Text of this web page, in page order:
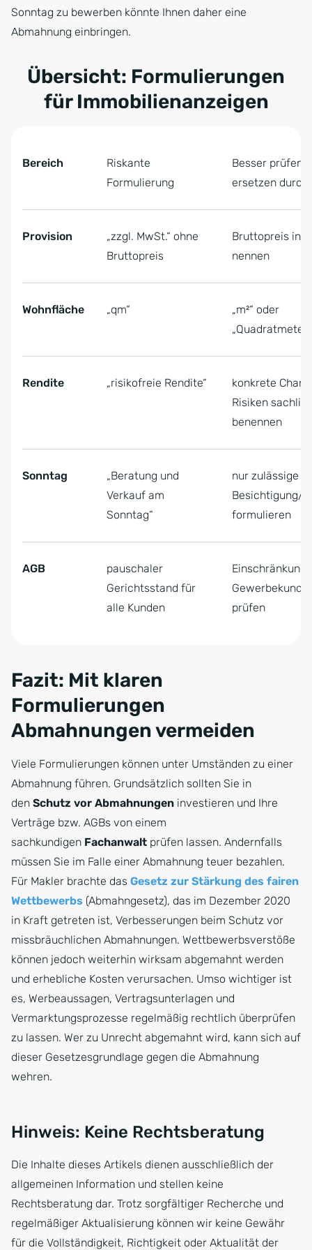
Sonntag zu bewerben könnte Ihnen daher eine
Abmahnung einbringen.
Übersicht: Formulierungen
für Immobilienanzeigen
Bereich
Riskante
Formulierung
Besser prüfen /
ersetzen durch
Provision
„zzgl. MwSt.“ ohne
Bruttopreis
Bruttopreis
nennen
Wohnfläche „qm“
„m²“ oder
„Quadratmeter“
Rendite „risikofreie Rendite“
konkrete
Risiken
benennen
Sonntag
„Beratung und
Verkauf am
Sonntag“
nur zulässige
Besichtigung/
formulieren
AGB
pauschaler
Gerichtsstand für
alle Kunden
Einschränkung
prüfen
Fazit: Mit klaren
Formulierungen
Abmahnungen vermeiden
Viele Formulierungen können unter Umständen zu einer
Abmahnung führen. Grundsätzlich sollten Sie in
den Schutz vor Abmahnungen investieren und Ihre
Verträge bzw. AGBs von einem
sachkundigen Fachanwalt prüfen lassen. Andernfalls
müssen Sie im Falle einer Abmahnung teuer bezahlen.
Für Makler brachte das Gesetz zur Stärkung des fairen
Wettbewerbs (Abmahngesetz), das im Dezember 2020
in Kraft getreten ist, Verbesserungen beim Schutz vor
missbräuchlichen Abmahnungen. Wettbewerbsverstöße
können jedoch weiterhin wirksam abgemahnt werden
und erhebliche Kosten verursachen. Umso wichtiger ist
es, Werbeaussagen, Vertragsunterlagen und
Vermarktungsprozesse regelmäßig rechtlich überprüfen
zu lassen. Wer zu Unrecht abgemahnt wird, kann sich auf
dieser Gesetzesgrundlage gegen die Abmahnung
wehren.
Hinweis: Keine Rechtsberatung
Die Inhalte dieses Artikels dienen ausschließlich der
allgemeinen Information und stellen keine
Rechtsberatung dar. Trotz sorgfältiger Recherche und
regelmäßiger Aktualisierung können wir keine Gewähr
für die Vollständigkeit, Richtigkeit oder Aktualität der